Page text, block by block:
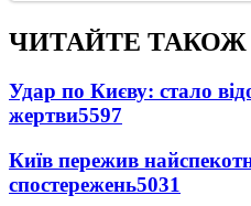
ЧИТАЙТЕ ТАКОЖ
Удар по Києву: стало
жертви5597
Київ пережив
спостережень5031